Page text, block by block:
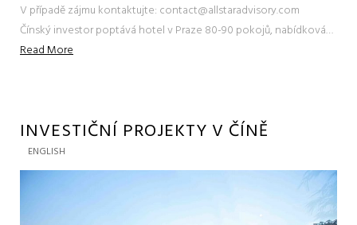
V případě zájmu kontaktujte: contact@allstaradvisory.com
Čínský investor poptává hotel v Praze 80-90 pokojů, nabídková…
Read More
INVESTIČNÍ PROJEKTY V ČÍNĚ
ENGLISH